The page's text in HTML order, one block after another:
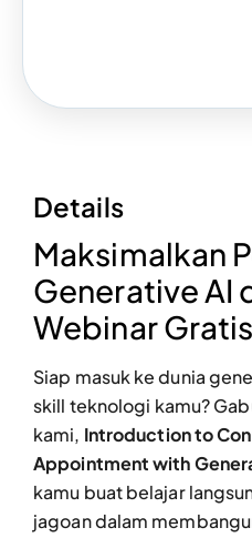
Details
Maksimalkan
Generative AI
Webinar
Siap masuk ke dunia
skill teknologi kamu?
kami, Introduction to
Appointment with
kamu buat belajar
jagoan dalam